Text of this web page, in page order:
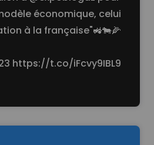
économique, celui
à la française"🚜🐄🌽
https://t.co/iFcvy9IBL9